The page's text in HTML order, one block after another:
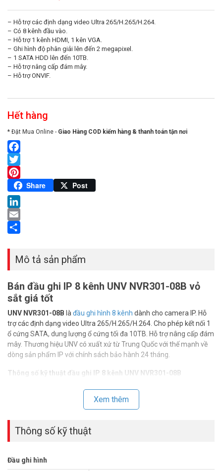
– Hỗ trợ các định dạng video Ultra 265/H.265/H.264.
– Có 8 kênh đầu vào.
– Hỗ trợ 1 kênh HDMI, 1 kên VGA.
– Ghi hình độ phân giải lên đến 2 megapixel.
– 1 SATA HDD lên đến 10TB.
– Hỗ trợ nâng cấp đám mây.
– Hỗ trợ ONVIF.
Hết hàng
* Đặt Mua Online - Giao Hàng COD kiểm hàng & thanh toán tận nơi
Facebook
Twitter
Pinterest
Share Post
LinkedIn
Email
Mô tả sản phẩm
Bán đầu ghi IP 8 kênh UNV NVR301-08B vỏ
sắt giá tốt
UNV NVR301-08B là đầu ghi hình 8 kênh dành cho camera IP. Hỗ
trợ các định dạng video Ultra 265/H.265/H.264. Cho phép kết nối 1
ổ cứng SATA, dung lượng ổ cứng tối đa 10TB. Hỗ trợ nâng cấp đám
mây. Thương hiệu UNV có xuất xứ từ Trung Quốc với thế mạnh về
dòng sản phẩm IP với chính sách bảo hành 24 tháng.
Thông số kỹ thuật đầu ghi IP 8 kênh UNV NVR301-08B
– Hỗ trợ Camera IP của bên thứ ba với chuẩn ONVIF: Profile S,
– Hỗ trợ 1 kênh HDMI, 1 kên VGA.
– Kết xuất đồng thời HDMI và VGA.
– 1 SATA HDD lên đến 10TB.
– Hỗ trợ nâng cấp đám mây.
Xem thêm
Thông số kỹ thuật
Đầu ghi hình